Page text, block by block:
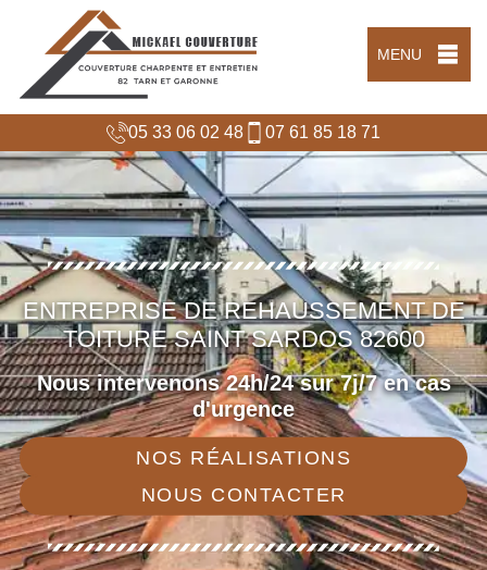
MENU
05 33 06 02 48 07 61 85 18 71
ENTREPRISE DE REHAUSSEMENT DE
TOITURE SAINT SARDOS 82600
Nous intervenons 24h/24 sur 7j/7 en cas
d'urgence
NOS RÉALISATIONS
NOUS CONTACTER